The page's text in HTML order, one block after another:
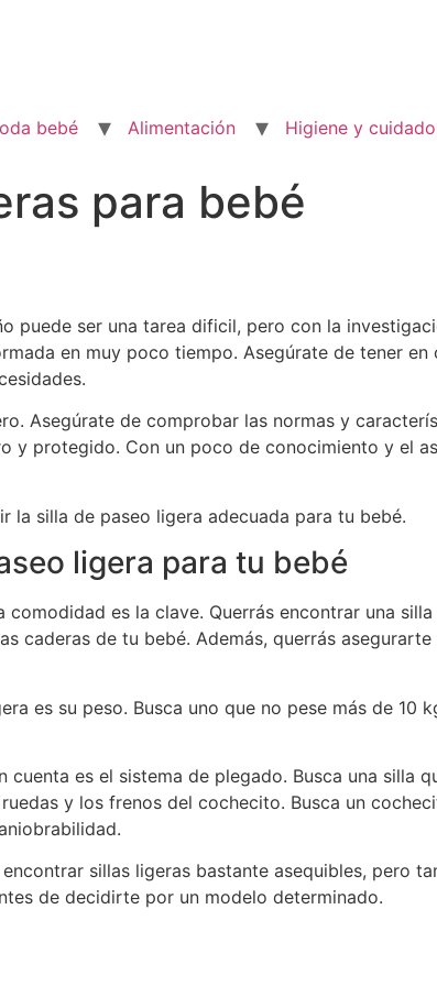
bebé Alimentación Higiene y
para bebé
puede ser una tarea dificil, pero con la
en muy poco tiempo. Asegúrate de tener
Asegúrate de comprobar las normas y
y protegido. Con un poco de conocimiento y el
la silla de paseo ligera adecuada para tu bebé.
ligera para tu bebé
es la clave. Querrás encontrar una
caderas de tu bebé. Además, querrás
es su peso. Busca uno que no pese más de 10
es el sistema de plegado. Busca una silla
y los frenos del cochecito. Busca un
sillas ligeras bastante asequibles, pero
de decidirte por un modelo determinado.